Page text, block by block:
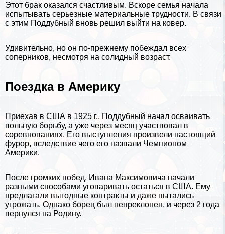
Этот бpaк оказался счастливым. Вскоре семья начала
испытывать серьезные материальные трудности. В связи
с этим Поддубный вновь решил выйти на ковер.
Удивительно, но он по-прежнему побеждал всех
соперников, несмотря на солидный возраст.
Поездка в Америку
Приехав в США в 1925 г., Поддубный начал осваивать
вольную борьбу, а уже через месяц участвовал в
соревнованиях. Его выступления произвели настоящий
фурор, вследствие чего его назвали Чемпионом
Америки.
После громких побед, Ивана Максимовича начали
разными способами уговаривать остаться в США. Ему
предлагали выгодные контpaкты и даже пытались
угрожать. Однако борец был непреклонен, и через 2 года
вернулся на Родину.